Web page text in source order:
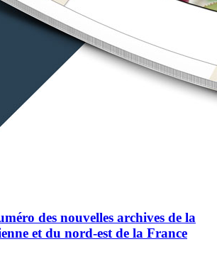
des nouvelles archives de la
et du nord-est de la France